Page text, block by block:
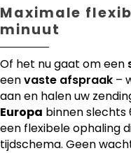
Maximale
minuut
Of het nu gaat om een
eenvaste afspraak –
aan en halen uw
Europa binnen slechts
een flexibele ophaling
tijdschema. Geen